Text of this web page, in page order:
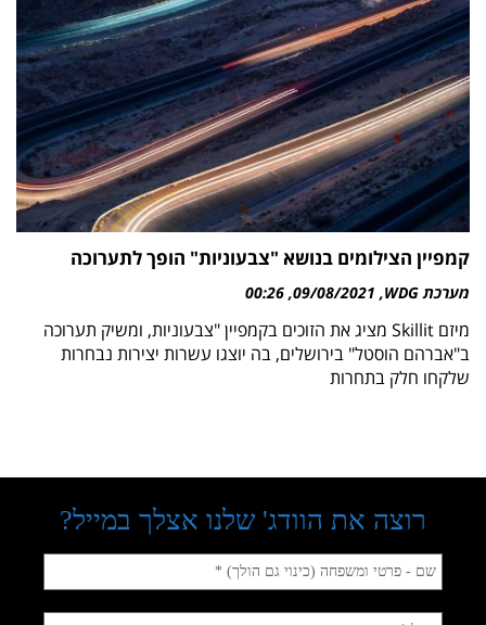
קמפיין הצילומים בנושא "צבעוניות" הופך לתערוכה
מערכת WDG 09/08/2021
00:26
מיזם Skillit מציג את הזוכים בקמפיין "צבעוניות, ומשיק תערוכה
ב"אברהם הוסטל" בירושלים, בה יוצגו עשרות יצירות נבחרות
שלקחו חלק בתחרות